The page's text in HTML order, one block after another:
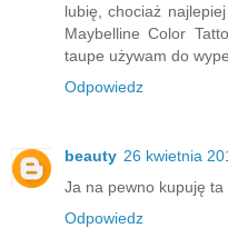
lubię, chociaż
Maybelline Color
taupe używam do
Odpowiedz
beauty 26 kwietnia
Ja na pewno kupuję
Odpowiedz